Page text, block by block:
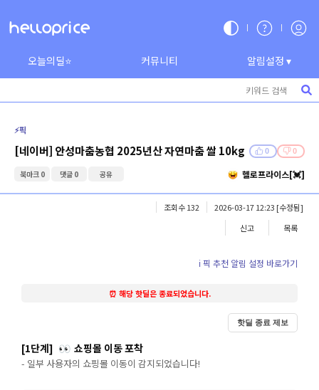
오늘의딜⭐ 커뮤니티 알림설정 ▾
⚡️픽
[네이버] 안성마춤농협 2025년산 자연마춤 쌀 10kg 0 0
북마크 0 댓글 0 공유 헬로프라이스[💓]
조회수 132 2026-03-17 12:23 [수정됨]
신고
목록
ℹ️ 픽 추천 알림 설정 바로가기
⏰ 해당 핫딜은 종료되었습니다.
핫딜 종료 제보
[1단계] 👀 쇼핑몰 이동 포착
- 일부 사용자의 쇼핑몰 이동이 감지되었습니다!